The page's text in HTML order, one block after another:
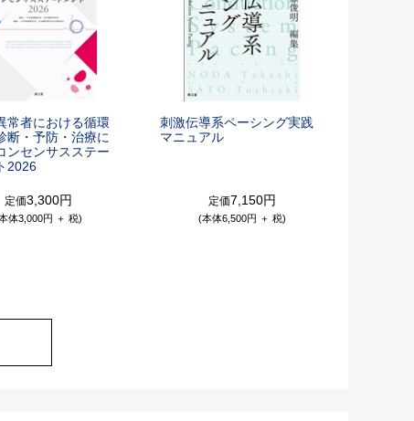
常者における循環
断・予防・治療に
ンセンサスステー
2026
定価3,300円
体3,000円 ＋ 税)
刺激伝導系ペーシング実践
マニュアル
定価7,150円
(本体6,500円 ＋ 税)